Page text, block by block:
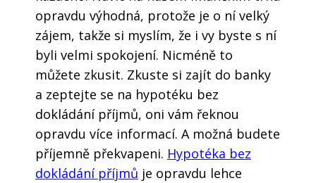
opravdu výhodná, protože je o ní velký
zájem, takže si myslím, že i vy byste s ní
byli velmi spokojení. Nicméně to
můžete zkusit. Zkuste si zajít do banky
a zeptejte se na hypotéku bez
dokládání příjmů, oni vám řeknou
opravdu více informací. A možná budete
příjemně překvapeni. Hypotéka bez
dokládání příjmů je opravdu lehce